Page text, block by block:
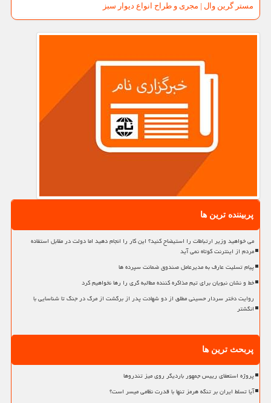
مستر گرین وال | مجری و طراح انواع دیوار سبز
پربیننده ترین ها
می خواهید وزیر ارتباطات را استیضاح کنید؟ این کار را انجام دهید اما دولت در مقابل استفاده
مردم از اینترنت کوتاه نمی آید
پیام تسلیت عارف به مدیرعامل صندوق ضمانت سپرده ها
خط و نشان نبویان برای تیم مذاکره کننده مطالبه گری را رها نخواهیم کرد
روایت دختر سردار حسینی مطلق از دو شهادت پدر از برگشت از مرگ در جنگ تا شناسایی با
انگشتر
پربحث ترین ها
پروژه استعفای رییس جمهور باردیگر روی میز تندروها
آیا تسلط ایران بر تنگه هرمز تنها با قدرت نظامی میسر است؟